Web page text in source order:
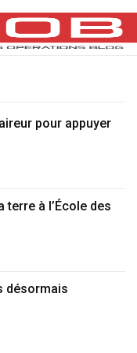
pour appuyer
terre à l’École des
désormais